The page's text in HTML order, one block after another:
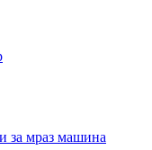
за мраз машина